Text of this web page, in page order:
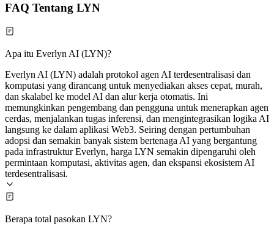
FAQ Tentang LYN
Apa itu Everlyn AI (LYN)?
Everlyn AI (LYN) adalah protokol agen AI terdesentralisasi dan
komputasi yang dirancang untuk menyediakan akses cepat, murah,
dan skalabel ke model AI dan alur kerja otomatis. Ini
memungkinkan pengembang dan pengguna untuk menerapkan agen
cerdas, menjalankan tugas inferensi, dan mengintegrasikan logika AI
langsung ke dalam aplikasi Web3. Seiring dengan pertumbuhan
adopsi dan semakin banyak sistem bertenaga AI yang bergantung
pada infrastruktur Everlyn, harga LYN semakin dipengaruhi oleh
permintaan komputasi, aktivitas agen, dan ekspansi ekosistem AI
terdesentralisasi.
Berapa total pasokan LYN?